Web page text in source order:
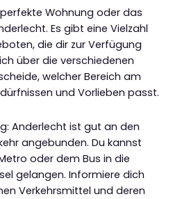
perfekte Wohnung oder das
Es gibt eine Vielzahl
die dir zur Verfügung
über die verschiedenen
welcher Bereich am
und Vorlieben passt.
Anderlecht ist gut an den
angebunden. Du kannst
oder dem Bus in die
gelangen. Informiere dich
Verkehrsmittel und deren